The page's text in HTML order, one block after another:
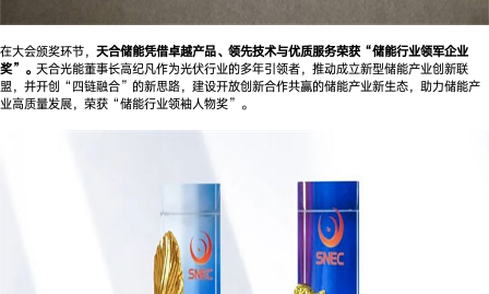
在大会颁奖环节， 天合储能凭借卓越产品、领先技术与优质服务荣获“储能行业领军企业
奖”。 天合光能董事长高纪凡作为光伏行业的多年引领者，推动成立新型储能产业创新联
盟，并开创“四链融合”的新思路，建设开放创新合作共赢的储能产业新生态，助力储能产
业高质量发展，荣获“储能行业领袖人物奖”。